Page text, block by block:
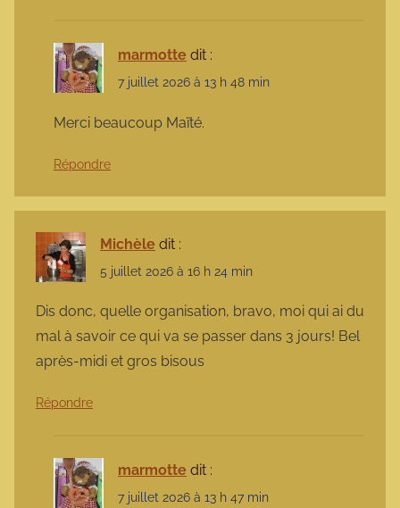
marmotte dit :
7 juillet 2026 à 13 h 48 min
Merci beaucoup Maïté.
Répondre
Michèle dit :
5 juillet 2026 à 16 h 24 min
Dis donc, quelle organisation, bravo, moi qui ai du
mal à savoir ce qui va se passer dans 3 jours! Bel
après-midi et gros bisous
Répondre
marmotte dit :
7 juillet 2026 à 13 h 47 min